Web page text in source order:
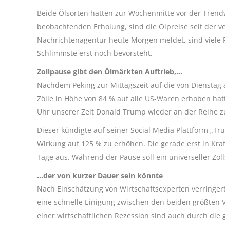
Beide Ölsorten hatten zur Wochenmitte vor der
beobachtenden Erholung, sind die Ölpreise seit der
Nachrichtenagentur heute Morgen meldet, sind
Schlimmste erst noch bevorsteht.
Zollpause gibt den Ölmärkten Auftrieb,…
Nachdem Peking zur Mittagszeit auf die von
Zölle in Höhe von 84 % auf alle US-Waren erhoben
Uhr unserer Zeit Donald Trump wieder an der Reihe
Dieser kündigte auf seiner Social Media Plattform „
Wirkung auf 125 % zu erhöhen. Die gerade erst in
Tage aus. Während der Pause soll ein universeller
…der von kurzer Dauer sein könnte
Nach Einschätzung von Wirtschaftsexperten
eine schnelle Einigung zwischen den beiden
einer wirtschaftlichen Rezession sind auch durch